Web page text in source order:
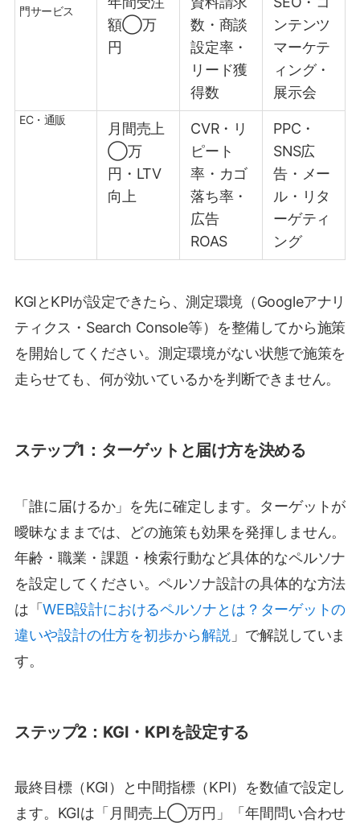
門サービス
額◯万
円
数・商談
設定率・
リード獲
得数
ンテンツ
マーケテ
ィング・
展示会
EC・通販
月間売上
◯万
円・LTV
向上
CVR・リ
ピート
率・カゴ
落ち率・
広告
ROAS
PPC・
SNS広
告・メー
ル・リタ
ーゲティ
ング
KGIとKPIが設定できたら、測定環境（Googleアナリ
ティクス・Search Console等）を整備してから施策
を開始してください。測定環境がない状態で施策を
走らせても、何が効いているかを判断できません。
ステップ1：ターゲットと届け方を決める
「誰に届けるか」を先に確定します。ターゲットが
曖昧なままでは、どの施策も効果を発揮しません。
年齢・職業・課題・検索行動など具体的なペルソナ
を設定してください。ペルソナ設計の具体的な方法
は「WEB設計におけるペルソナとは？ターゲットの
違いや設計の仕方を初歩から解説 」で解説していま
す。
ステップ2：KGI・KPIを設定する
最終目標（KGI）と中間指標（KPI）を数値で設定し
ます。KGIは「月間売上◯万円」「年間問い合わせ